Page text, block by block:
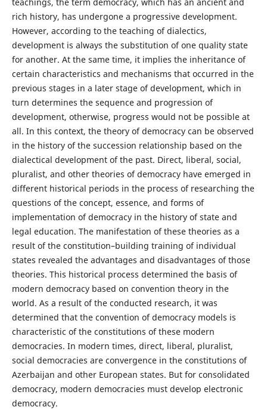
rich history, has undergone a progressive development.
However, according to the teaching of dialectics,
development is always the substitution of one quality state
for another. At the same time, it implies the inheritance of
certain characteristics and mechanisms that occurred in the
previous stages in a later stage of development, which in
turn determines the sequence and progression of
development, otherwise, progress would not be possible at
all. In this context, the theory of democracy can be observed
in the history of the succession relationship based on the
dialectical development of the past. Direct, liberal, social,
pluralist, and other theories of democracy have emerged in
different historical periods in the process of researching the
questions of the concept, essence, and forms of
implementation of democracy in the history of state and
legal education. The manifestation of these theories as a
result of the constitution–building training of individual
states revealed the advantages and disadvantages of those
theories. This historical process determined the basis of
modern democracy based on convention theory in the
world. As a result of the conducted research, it was
determined that the convention of democracy models is
characteristic of the constitutions of these modern
democracies. In modern times, direct, liberal, pluralist,
social democracies are convergence in the constitutions of
Azerbaijan and other European states. But for consolidated
democracy, modern democracies must develop electronic
democracy.